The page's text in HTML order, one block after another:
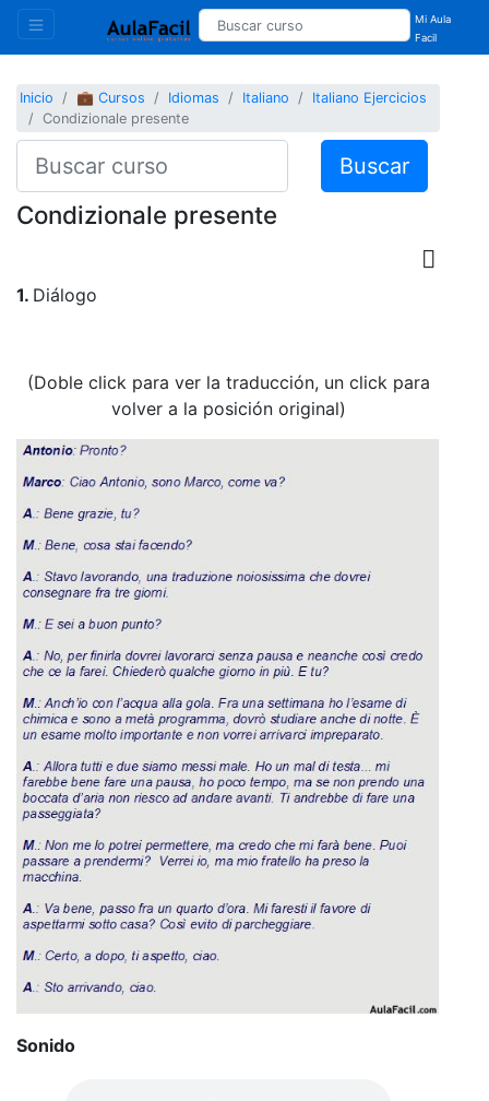
Mi Aula
Facil
Inicio 💼 Cursos Idiomas Italiano
Italiano Ejercicios
Condizionale presente
Buscar
Condizionale presente
1. Diálogo
(Doble click para ver la traducción, un click para
volver a la posición original)
Sonido